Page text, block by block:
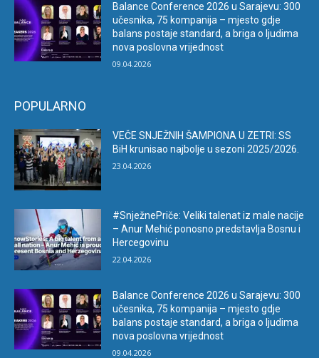
Balance Conference 2026 u Sarajevu: 300
učesnika, 75 kompanija – mjesto gdje
balans postaje standard, a briga o ljudima
nova poslovna vrijednost
09.04.2026
POPULARNO
VEČE SNJEŽNIH ŠAMPIONA U ZETRI: SS
BiH krunisao najbolje u sezoni 2025/2026.
23.04.2026
#SnježnePriče: Veliki talenat iz male nacije
– Anur Mehić ponosno predstavlja Bosnu i
Hercegovinu
22.04.2026
Balance Conference 2026 u Sarajevu: 300
učesnika, 75 kompanija – mjesto gdje
balans postaje standard, a briga o ljudima
nova poslovna vrijednost
09.04.2026